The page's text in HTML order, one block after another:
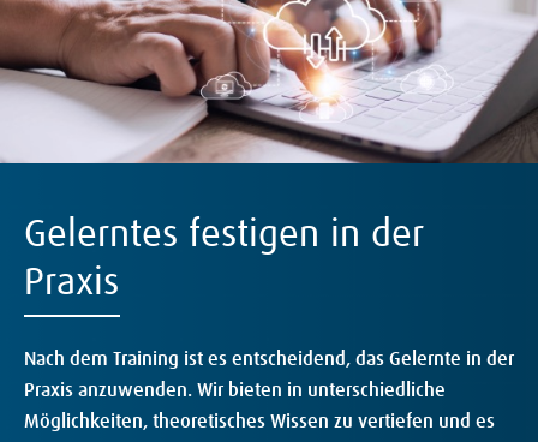
Gelerntes festigen in der
Praxis
Nach dem Training ist es entscheidend, das Gelernte in der
Praxis anzuwenden. Wir bieten in unterschiedliche
Möglichkeiten, theoretisches Wissen zu vertiefen und es